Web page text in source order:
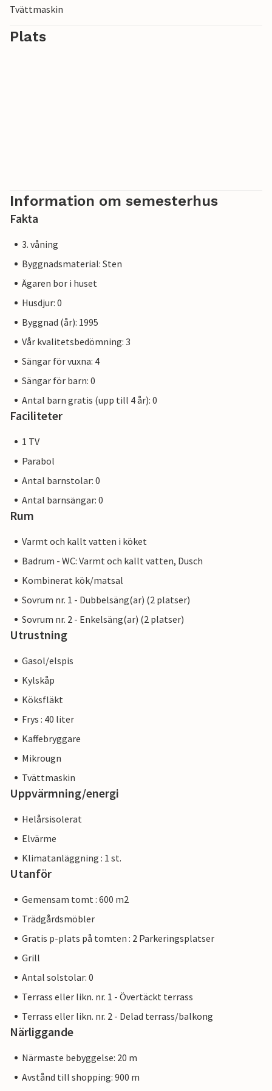
Tvättmaskin
Plats
Information om semesterhus
Fakta
3. våning
Byggnadsmaterial: Sten
Ägaren bor i huset
Husdjur: 0
Byggnad (år): 1995
Vår kvalitetsbedömning: 3
Sängar för vuxna: 4
Sängar för barn: 0
Antal barn gratis (upp till 4 år): 0
Faciliteter
1 TV
Parabol
Antal barnstolar: 0
Antal barnsängar: 0
Rum
Varmt och kallt vatten i köket
Badrum - WC: Varmt och kallt vatten, Dusch
Kombinerat kök/matsal
Sovrum nr. 1 - Dubbelsäng(ar) (2 platser)
Sovrum nr. 2 - Enkelsäng(ar) (2 platser)
Utrustning
Gasol/elspis
Kylskåp
Köksfläkt
Frys : 40 liter
Kaffebryggare
Mikrougn
Tvättmaskin
Uppvärmning/energi
Helårsisolerat
Elvärme
Klimatanläggning : 1 st.
Utanför
Gemensam tomt : 600 m2
Trädgårdsmöbler
Gratis p-plats på tomten : 2 Parkeringsplatser
Grill
Antal solstolar: 0
Terrass eller likn. nr. 1 - Övertäckt terrass
Terrass eller likn. nr. 2 - Delad terrass/balkong
Närliggande
Närmaste bebyggelse: 20 m
Avstånd till shopping: 900 m